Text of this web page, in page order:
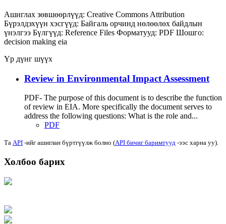
Ашиглах зөвшөөрлүүд: Creative Commons Attribution
Бүрэлдэхүүн хэсгүүд: Байгаль орчинд нөлөөлөх байдлын
үнэлгээ Бүлгүүд: Reference Files Форматууд: PDF Шошго:
decision making eia
Үр дүнг шүүх
Review in Environmental Impact Assessment
PDF- The purpose of this document is to describe the function
of review in EIA. More specifically the document serves to
address the following questions: What is the role and...
PDF
Та API -ийг ашиглан бүртгүүлж болно (API бичиг баримтууд -ээс харна уу).
Холбоо барих